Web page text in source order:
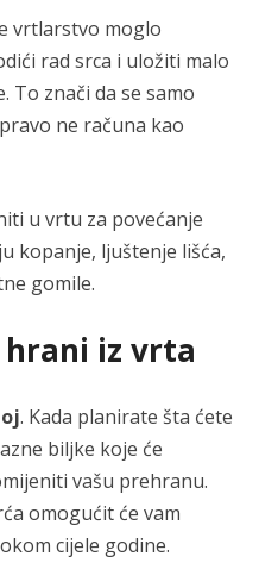
vrtlarstvo moglo
rad srca i uložiti malo
To znači da se samo
ne računa kao
u vrtu za povećanje
kopanje, ljuštenje lišća,
gomile.
hrani iz vrta
. Kada planirate šta ćete
biljke koje će
vašu prehranu.
omogućit će vam
cijele godine.